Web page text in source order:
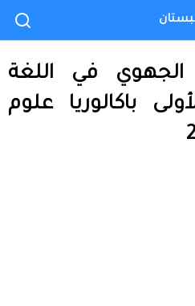
الجهوي في اللغة
باكالوريا علوم